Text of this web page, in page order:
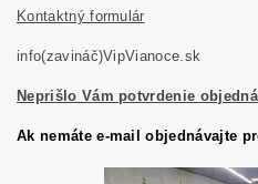
Kontaktný formulár
info(zavináč)VipVianoce.sk
Neprišlo Vám potvrdenie
Ak nemáte e-mail objednávajte